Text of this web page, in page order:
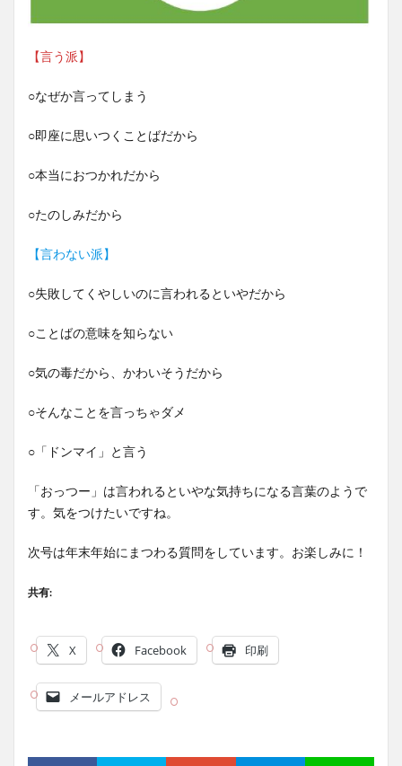
【言う派】
○なぜか言ってしまう
○即座に思いつくことばだから
○本当におつかれだから
○たのしみだから
【言わない派】
○失敗してくやしいのに言われるといやだから
○ことばの意味を知らない
○気の毒だから、かわいそうだから
○そんなことを言っちゃダメ
○「ドンマイ」と言う
「おっつー」は言われるといやな気持ちになる言葉のようで
す。気をつけたいですね。
次号は年末年始にまつわる質問をしています。お楽しみに！
共有:
X Facebook 印刷
メールアドレス